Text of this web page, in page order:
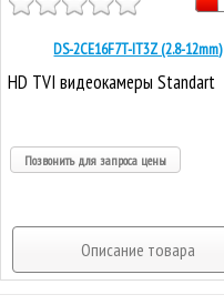
DS-2CE16F7T-IT3Z (2.8-12mm)
HD TVI видеокамеры Standart
Позвонить для запроса цены
Описание товара